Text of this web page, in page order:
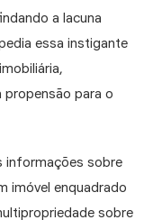
a lacuna
essa instigante
para o
informações sobre
imóvel enquadrado
sobre